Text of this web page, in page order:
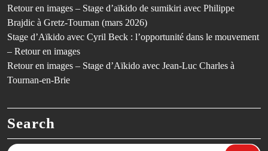
Retour en images – Stage d’aïkido de sumikiri avec Philippe
Brajdic à Gretz-Tournan (mars 2026)
Stage d’Aïkido avec Cyril Beck : l’opportunité dans le mouvement
– Retour en images
Retour en images – Stage d’Aïkido avec Jean-Luc Charles à
Tournan-en-Brie
Search